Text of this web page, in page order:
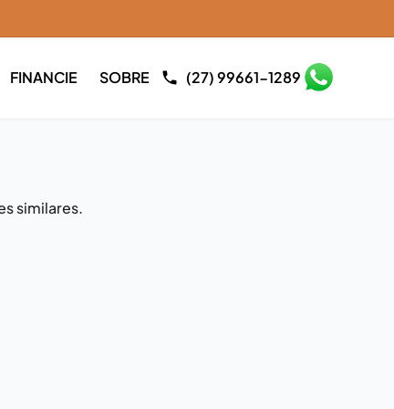
FINANCIE SOBRE (27) 99661-1289
similares.